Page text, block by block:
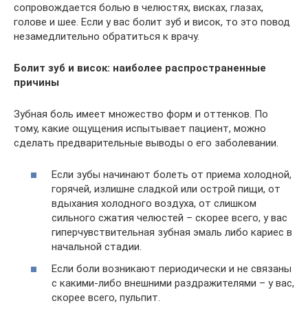
сопровождается болью в челюстях, висках, глазах,
голове и шее. Если у вас болит зуб и висок, то это повод
незамедлительно обратиться к врачу.
Болит зуб и висок: наиболее распространенные
причины
Зубная боль имеет множество форм и оттенков. По
тому, какие ощущения испытывает пациент, можно
сделать предварительные выводы о его заболевании.
Если зубы начинают болеть от приема холодной,
горячей, излишне сладкой или острой пищи, от
вдыхания холодного воздуха, от слишком
сильного сжатия челюстей – скорее всего, у вас
гиперчувствительная зубная эмаль либо кариес в
начальной стадии.
Если боли возникают периодически и не связаны
с какими-либо внешними раздражителями – у вас,
скорее всего, пульпит.